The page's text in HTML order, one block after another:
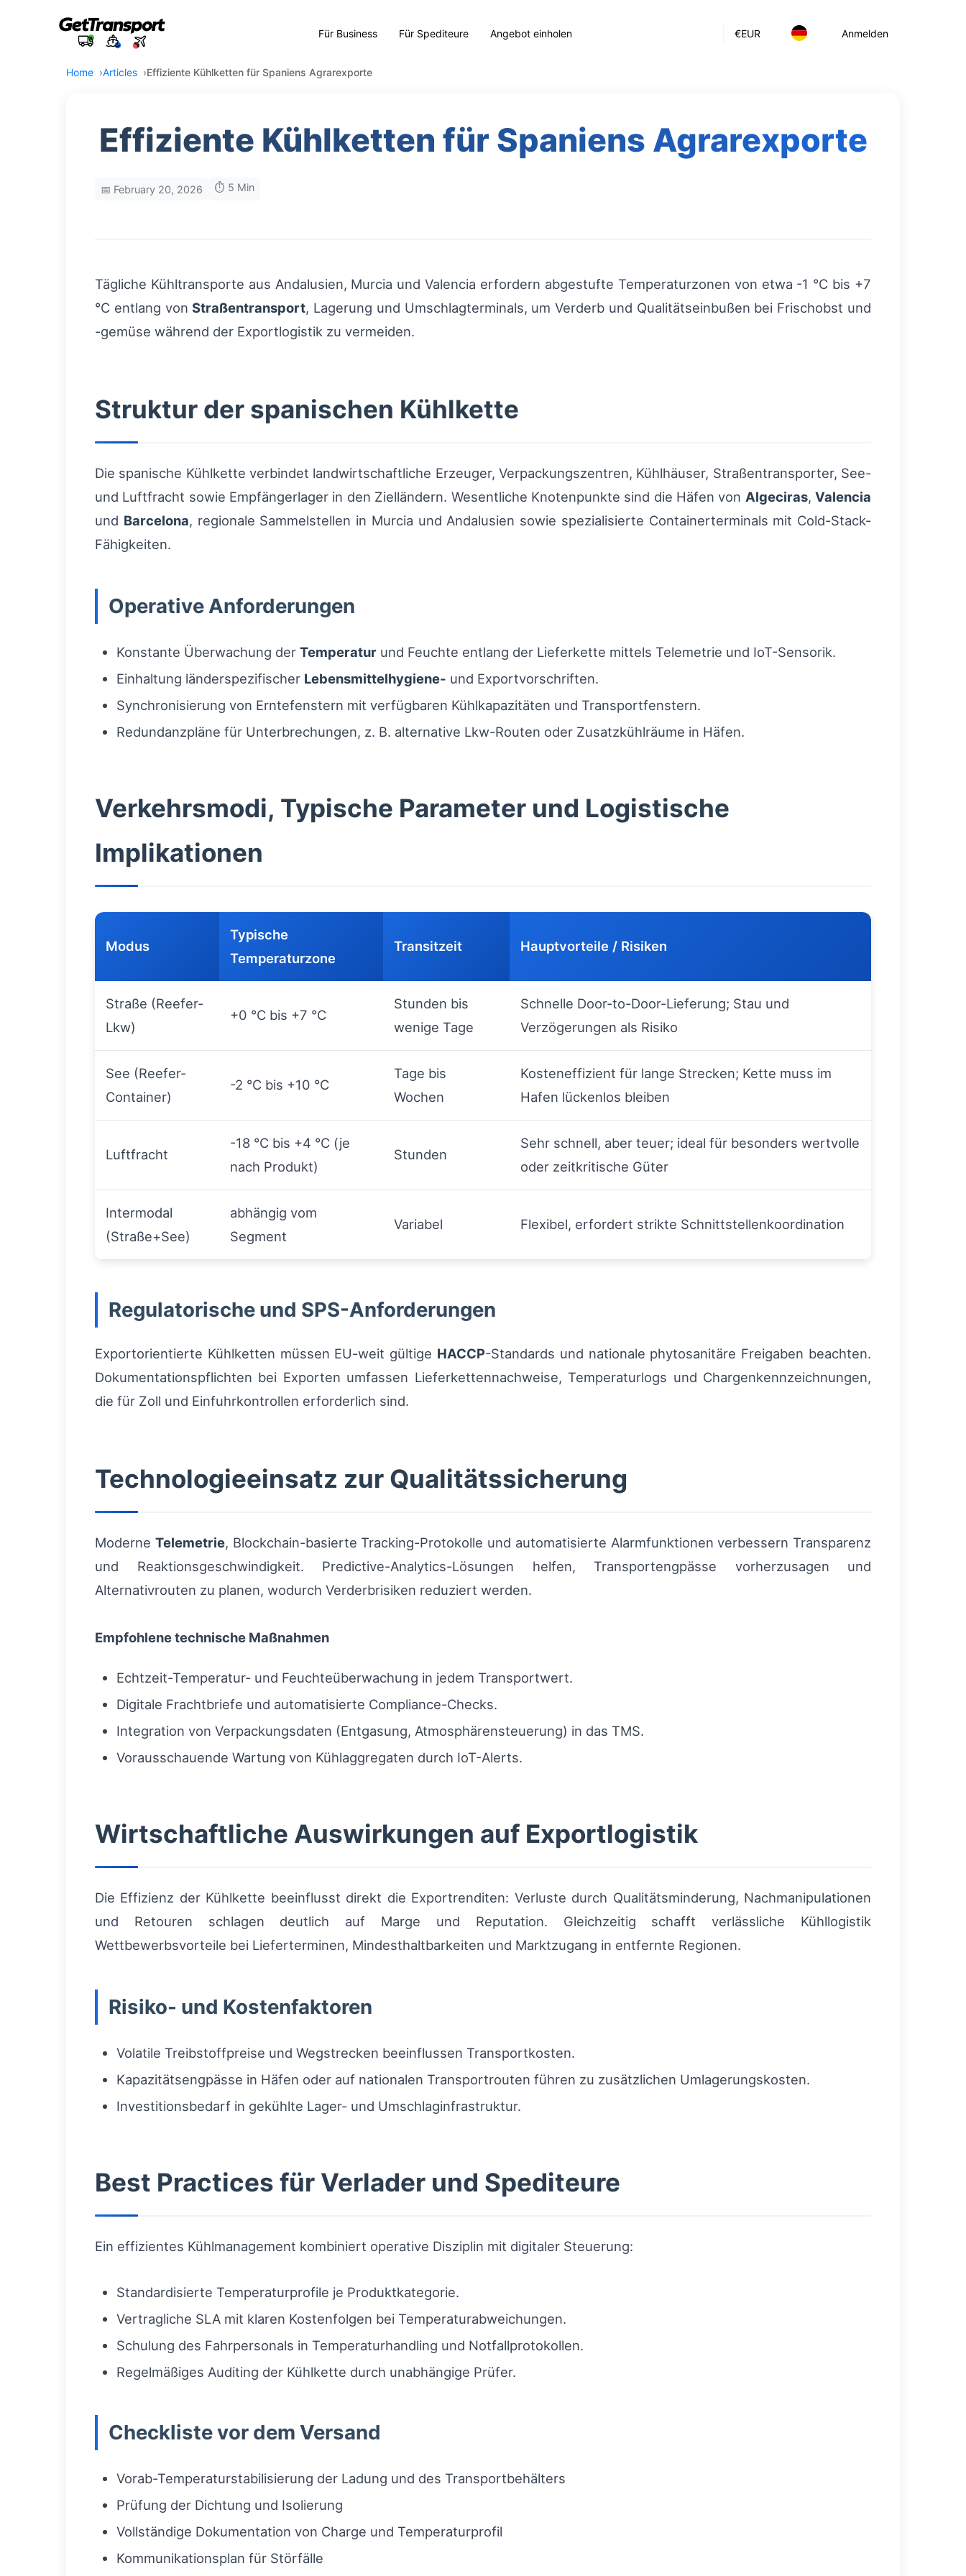
€EUR Anmelden
Für Business Für Spediteure Angebot einholen
Home Articles Effiziente Kühlketten für Spaniens Agrarexporte
Effiziente Kühlketten für Spaniens Agrarexporte
📅 February 20, 2026 ⏱️ 5 Min
Tägliche Kühltransporte aus Andalusien, Murcia und Valencia erfordern abgestufte Temperaturzonen von etwa -1 °C bis +7
°C entlang vonStraßentransport, Lagerung und Umschlagterminals, um Verderb und Qualitätseinbußen bei Frischobst und
-gemüse während der Exportlogistik zu vermeiden.
Struktur der spanischen Kühlkette
Die spanische Kühlkette verbindet landwirtschaftliche Erzeuger, Verpackungszentren, Kühlhäuser, Straßentransporter, See-
und Luftfracht sowie Empfängerlager in den Zielländern. Wesentliche Knotenpunkte sind die Häfen von Algeciras,Valencia
und Barcelona, regionale Sammelstellen in Murcia und Andalusien sowie spezialisierte Containerterminals mit Cold-Stack-
Fähigkeiten.
Operative Anforderungen
Konstante Überwachung der Temperatur und Feuchte entlang der Lieferkette mittels Telemetrie und IoT-Sensorik.
Einhaltung länderspezifischer Lebensmittelhygiene- und Exportvorschriften.
Synchronisierung von Erntefenstern mit verfügbaren Kühlkapazitäten und Transportfenstern.
Redundanzpläne für Unterbrechungen, z. B. alternative Lkw-Routen oder Zusatzkühlräume in Häfen.
Verkehrsmodi, Typische Parameter und Logistische
Implikationen
Modus
Typische
Temperaturzone
Transitzeit Hauptvorteile / Risiken
Straße (Reefer-
Lkw)
+0 °C bis +7 °C
Stunden bis
wenige Tage
Schnelle Door-to-Door-Lieferung; Stau und
Verzögerungen als Risiko
See (Reefer-
Container)
-2 °C bis +10 °C
Tage bis
Wochen
Kosteneffizient für lange Strecken; Kette muss im
Hafen lückenlos bleiben
Luftfracht
-18 °C bis +4 °C (je
nach Produkt)
Stunden
Sehr schnell, aber teuer; ideal für besonders wertvolle
oder zeitkritische Güter
Intermodal
(Straße+See)
abhängig vom
Segment
Variabel Flexibel, erfordert strikte Schnittstellenkoordination
Regulatorische und SPS-Anforderungen
Exportorientierte Kühlketten müssen EU-weit gültige HACCP-Standards und nationale phytosanitäre Freigaben beachten.
Dokumentationspflichten bei Exporten umfassen Lieferkettennachweise, Temperaturlogs und Chargenkennzeichnungen,
die für Zoll und Einfuhrkontrollen erforderlich sind.
Technologieeinsatz zur Qualitätssicherung
Moderne Telemetrie, Blockchain-basierte Tracking-Protokolle und automatisierte Alarmfunktionen verbessern Transparenz
und Reaktionsgeschwindigkeit. Predictive-Analytics-Lösungen helfen, Transportengpässe vorherzusagen und
Alternativrouten zu planen, wodurch Verderbrisiken reduziert werden.
Empfohlene technische Maßnahmen
Echtzeit-Temperatur- und Feuchteüberwachung in jedem Transportwert.
Digitale Frachtbriefe und automatisierte Compliance-Checks.
Integration von Verpackungsdaten (Entgasung, Atmosphärensteuerung) in das TMS.
Vorausschauende Wartung von Kühlaggregaten durch IoT-Alerts.
Wirtschaftliche Auswirkungen auf Exportlogistik
Die Effizienz der Kühlkette beeinflusst direkt die Exportrenditen: Verluste durch Qualitätsminderung, Nachmanipulationen
und Retouren schlagen deutlich auf Marge und Reputation. Gleichzeitig schafft verlässliche Kühllogistik
Wettbewerbsvorteile bei Lieferterminen, Mindesthaltbarkeiten und Marktzugang in entfernte Regionen.
Risiko- und Kostenfaktoren
Volatile Treibstoffpreise und Wegstrecken beeinflussen Transportkosten.
Kapazitätsengpässe in Häfen oder auf nationalen Transportrouten führen zu zusätzlichen Umlagerungskosten.
Investitionsbedarf in gekühlte Lager- und Umschlaginfrastruktur.
Best Practices für Verlader und Spediteure
Ein effizientes Kühlmanagement kombiniert operative Disziplin mit digitaler Steuerung:
Standardisierte Temperaturprofile je Produktkategorie.
Vertragliche SLA mit klaren Kostenfolgen bei Temperaturabweichungen.
Schulung des Fahrpersonals in Temperaturhandling und Notfallprotokollen.
Regelmäßiges Auditing der Kühlkette durch unabhängige Prüfer.
Checkliste vor dem Versand
Vorab-Temperaturstabilisierung der Ladung und des Transportbehälters
Prüfung der Dichtung und Isolierung
Vollständige Dokumentation von Charge und Temperaturprofil
Kommunikationsplan für Störfälle